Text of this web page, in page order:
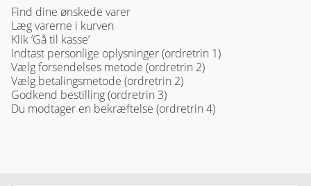
Find dine ønskede varer
Læg varerne i kurven
Klik ’Gå til kasse’
Indtast personlige oplysninger (ordretrin 1)
Vælg forsendelses metode (ordretrin 2)
Vælg betalingsmetode (ordretrin 2)
Godkend bestilling (ordretrin 3)
Du modtager en bekræftelse (ordretrin 4)